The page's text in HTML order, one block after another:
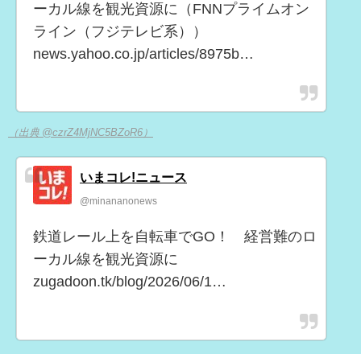
ーカル線を観光資源に（FNNプライムオン
ライン（フジテレビ系））
news.yahoo.co.jp/articles/8975b…
（出典 @czrZ4MjNC5BZoR6）
いまコレ!ニュース
@minananonews
鉄道レール上を自転車でGO！ 経営難のロ
ーカル線を観光資源に
zugadoon.tk/blog/2026/06/1…